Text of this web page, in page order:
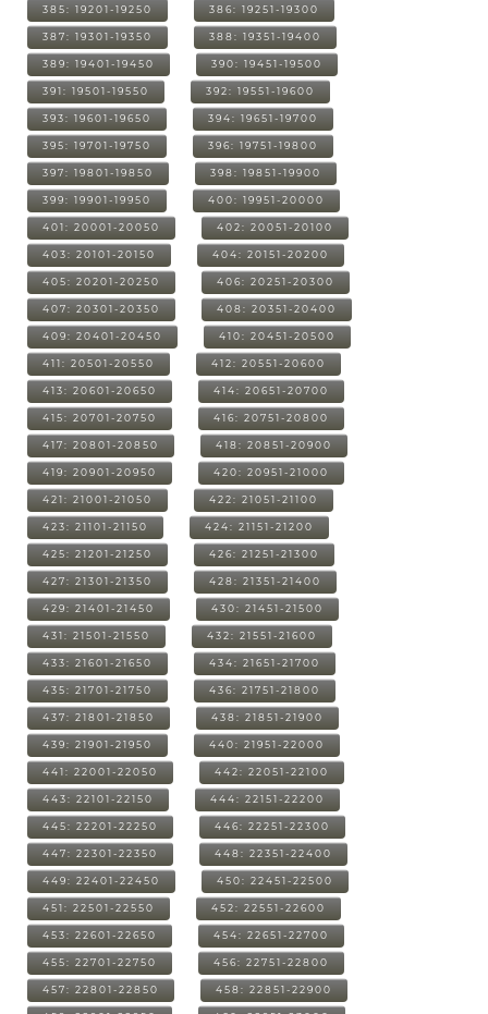
385: 19201-19250 386: 19251-19300
387: 19301-19350 388: 19351-19400
389: 19401-19450 390: 19451-19500
391: 19501-19550 392: 19551-19600
393: 19601-19650 394: 19651-19700
395: 19701-19750 396: 19751-19800
397: 19801-19850 398: 19851-19900
399: 19901-19950 400: 19951-20000
401: 20001-20050 402: 20051-20100
403: 20101-20150 404: 20151-20200
405: 20201-20250 406: 20251-20300
407: 20301-20350 408: 20351-20400
409: 20401-20450 410: 20451-20500
411: 20501-20550 412: 20551-20600
413: 20601-20650 414: 20651-20700
415: 20701-20750 416: 20751-20800
417: 20801-20850 418: 20851-20900
419: 20901-20950 420: 20951-21000
421: 21001-21050 422: 21051-21100
423: 21101-21150 424: 21151-21200
425: 21201-21250 426: 21251-21300
427: 21301-21350 428: 21351-21400
429: 21401-21450 430: 21451-21500
431: 21501-21550 432: 21551-21600
433: 21601-21650 434: 21651-21700
435: 21701-21750 436: 21751-21800
437: 21801-21850 438: 21851-21900
439: 21901-21950 440: 21951-22000
441: 22001-22050 442: 22051-22100
443: 22101-22150 444: 22151-22200
445: 22201-22250 446: 22251-22300
447: 22301-22350 448: 22351-22400
449: 22401-22450 450: 22451-22500
451: 22501-22550 452: 22551-22600
453: 22601-22650 454: 22651-22700
455: 22701-22750 456: 22751-22800
457: 22801-22850 458: 22851-22900